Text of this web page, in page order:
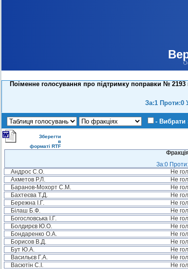
Поіменне голосування про підтримку поправки №
За:1 Проти:0
- Вибрати
Зберегти
в
форматі RTF
За:0
Андрос С.О.
Не
Ахметов Р.Л.
Не
Баранов-Мохорт С.М.
Не
Бахтеєва Т.Д.
Не
Бережна І.Г.
Не
Білаш Б.Ф.
Не
Богословська І.Г.
Не
Болдирєв Ю.О.
Не
Бондаренко О.А.
Не
Борисов В.Д.
Не
Бут Ю.А.
Не
Васильєв Г.А.
Не
Васютін С.І.
Не